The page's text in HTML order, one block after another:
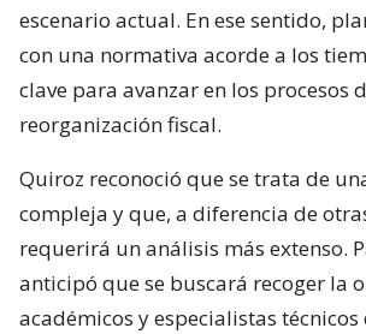
escenario actual. En ese sentido,
con una normativa acorde a los
clave para avanzar en los procesos
reorganización fiscal.
Quiroz reconoció que se trata de
compleja y que, a diferencia de
requerirá un análisis más extenso.
anticipó que se buscará recoger la
académicos y especialistas